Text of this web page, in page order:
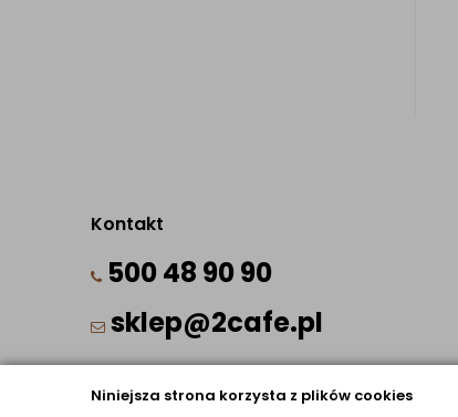
Niniejsza strona korzysta z plików cookies
Kontakt
500 48 90 90
sklep@2cafe.pl